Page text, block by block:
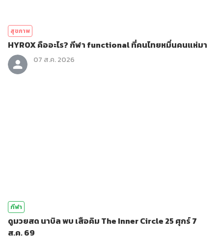
สุขภาพ
HYROX คืออะไร? กีฬา functional ที่คนไทยหมื่นคนแห่มา
07 ส.ค. 2026
กีฬา
ดูมวยสด นาบิล พบ เสือคิม The Inner Circle 25 ศุกร์ 7
ส.ค. 69